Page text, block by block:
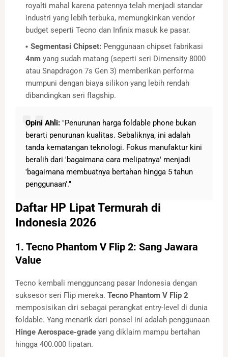
royalti mahal karena patennya telah menjadi standar
industri yang lebih terbuka, memungkinkan vendor
budget seperti Tecno dan Infinix masuk ke pasar.
Segmentasi Chipset: Penggunaan chipset fabrikasi
4nm yang sudah matang (seperti seri Dimensity 8000
atau Snapdragon 7s Gen 3) memberikan performa
mumpuni dengan biaya silikon yang lebih rendah
dibandingkan seri flagship.
Opini Ahli: "Penurunan harga foldable phone bukan
berarti penurunan kualitas. Sebaliknya, ini adalah
tanda kematangan teknologi. Fokus manufaktur kini
beralih dari 'bagaimana cara melipatnya' menjadi
'bagaimana membuatnya bertahan hingga 5 tahun
penggunaan'."
Daftar HP Lipat Termurah di
Indonesia 2026
1. Tecno Phantom V Flip 2: Sang Jawara
Value
Tecno kembali mengguncang pasar Indonesia dengan
suksesor seri Flip mereka. Tecno Phantom V Flip 2
memposisikan diri sebagai perangkat entry-level di dunia
foldable. Yang menarik dari ponsel ini adalah penggunaan
Hinge Aerospace-grade yang diklaim mampu bertahan
hingga 400.000 lipatan.